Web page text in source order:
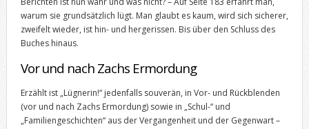
warum sie grundsätzlich lügt. Man glaubt es kaum, wird sich sicherer,
zweifelt wieder, ist hin- und hergerissen. Bis über den Schluss des
Buches hinaus.
Vor und nach Zachs Ermordung
Erzählt ist „Lügnerin!“ jedenfalls souverän, in Vor- und Rückblenden
(vor und nach Zachs Ermordung) sowie in „Schul-“ und
„Familiengeschichten“ aus der Vergangenheit und der Gegenwart –